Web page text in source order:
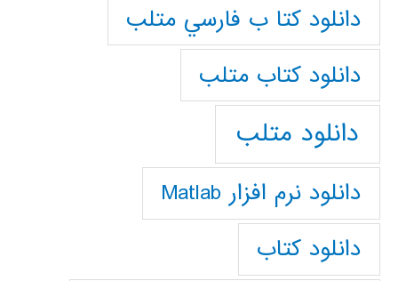
دانلود كتا ب فارسي متلب
دانلود كتاب متلب
دانلود متلب
دانلود نرم افزار Matlab
دانلود کتاب